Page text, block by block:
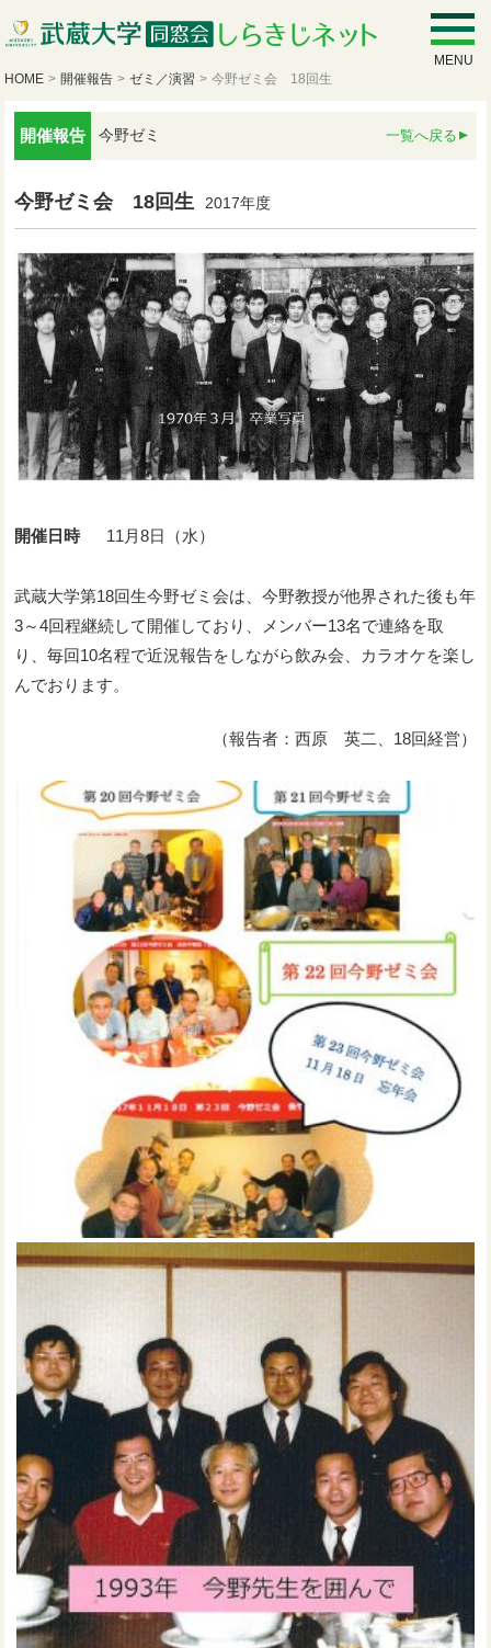
MENU
HOME > 開催報告 > ゼミ／演習 > 今野ゼミ会 18回生
開催報告 今野ゼミ 一覧へ戻る
今野ゼミ会 18回生 2017年度
開催日時 11月8日（水）
武蔵大学第18回生今野ゼミ会は、今野教授が他界された後も年
3～4回程継続して開催しており、メンバー13名で連絡を取
り、毎回10名程で近況報告をしながら飲み会、カラオケを楽し
んでおります。
（報告者：西原 英二、18回経営）